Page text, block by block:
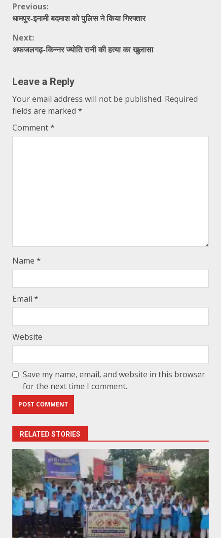
Continue
Reading
Previous:
धामपुर-इनामी बदमाश को पुलिस ने किया गिरफ्तार
Next:
अफजलगढ़-किन्नर ज्योति रानी की हत्या का खुलासा
Leave a Reply
Your email address will not be published. Required
fields are marked *
Comment*
Name *
Email *
Website
Save my name, email, and website in this browser
for the next time I comment.
RELATED STORIES